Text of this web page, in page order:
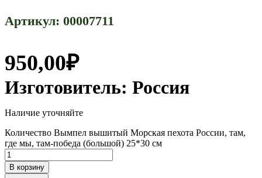
Артикул: 00007711
950,00₽
Изготовитель: Россия
Наличие уточняйте
Количество Вымпел вышитый Морская пехота России, там,
где мы, там-победа (большой) 25*30 см
В корзину